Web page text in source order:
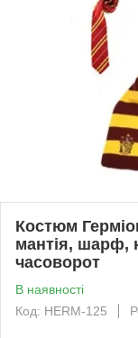
Костюм
мантія, шарф,
часоворот
В наявності
Код: HERM-125